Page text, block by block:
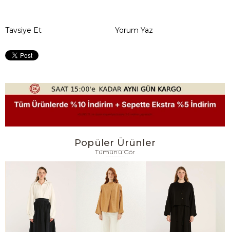
Tavsiye Et Yorum Yaz
Popüler Ürünler
Tümünü Gör